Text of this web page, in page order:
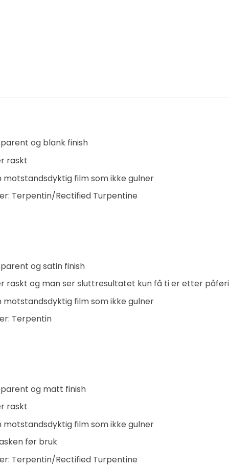
og blank finish
raskt
motstandsdyktig film som ikke gulner
Terpentin/Rectified Turpentine
og satin finish
raskt og man ser sluttresultatet kun få ti er etter
motstandsdyktig film som ikke gulner
Terpentin
og matt finish
raskt
motstandsdyktig film som ikke gulner
før bruk
Terpentin/Rectified Turpentine